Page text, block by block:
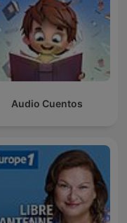
Audio Cuentos